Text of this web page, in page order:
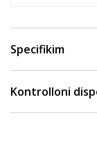
Specifikim
Kontrolloni